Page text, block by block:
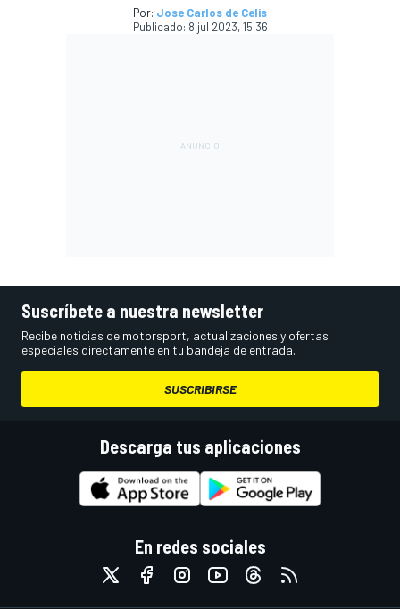
Por: Jose Carlos de Celis
Publicado: 8 jul 2023, 15:36
Suscríbete a nuestra newsletter
Recibe noticias de motorsport, actualizaciones y ofertas
especiales directamente en tu bandeja de entrada.
SUSCRIBIRSE
Descarga tus aplicaciones
En redes sociales